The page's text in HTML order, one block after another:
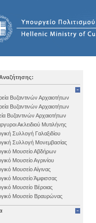
Βυζαντινών Αρχαιοτήτων
Βυζαντινών Αρχαιοτήτων
Βυζαντινών Αρχαιοτήτων
Ακλειδιού Μυτιλήνης
Συλλογή Γαλαξιδίου
Συλλογή Μονεμβασίας
Μουσείο Αβδήρων
Μουσείο Αγρινίου
Μουσείο Αίγινας
Μουσείο Άμφισσας
Μουσείο Βέροιας
Μουσείο Βραυρώνας
Μουσείο Δελφών
Μουσείο Ηγουμενίτσας